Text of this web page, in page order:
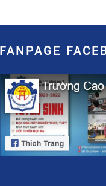
FANPAGE